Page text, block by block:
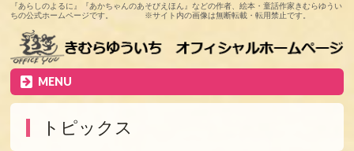
『あらしのよるに』『あかちゃんのあそびえほん』などの作者、絵本・童話作家きむらゆうい
ちの公式ホームページです。 ※サイト内の画像は無断転載・転用禁止です。
MENU
トピックス